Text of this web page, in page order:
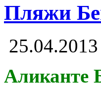
Пляжи
Аликанте